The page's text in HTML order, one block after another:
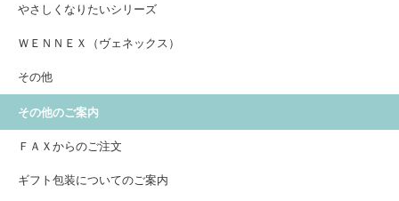
やさしくなりたいシリーズ
ＷＥＮＮＥＸ（ヴェネックス）
その他
その他のご案内
ＦＡＸからのご注文
ギフト包装についてのご案内